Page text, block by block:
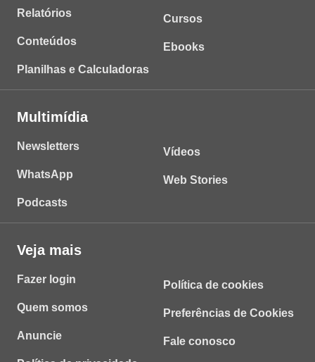
Relatórios
Conteúdos
Planilhas e Calculadoras
Cursos
Ebooks
Multimídia
Newsletters
WhatsApp
Podcasts
Vídeos
Web Stories
Veja mais
Fazer login
Quem somos
Anuncie
Política de cookies
Preferências de Cookies
Fale conosco